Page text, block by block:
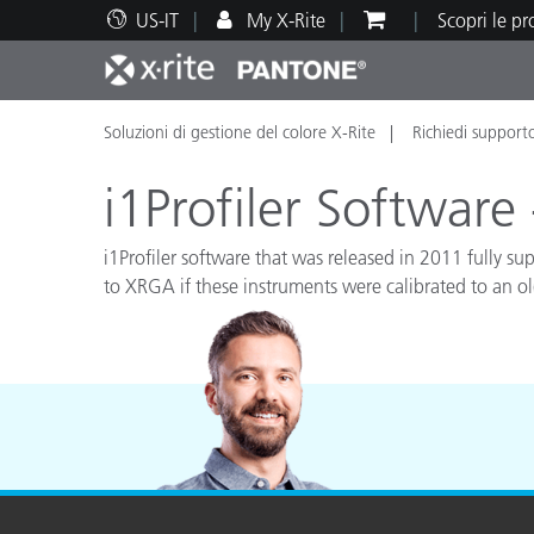
US-IT My X-Rite Scopri le
Principali prodotti
Stampa e Packaging
Automotive
Supporto tecnico
Risorse didattiche
Soluzioni di gestione del colore X-Rite Richiedi
i1Profiler
i1Profiler software that was released in 2011 fully
to XRGA if these instruments were calibrated to an